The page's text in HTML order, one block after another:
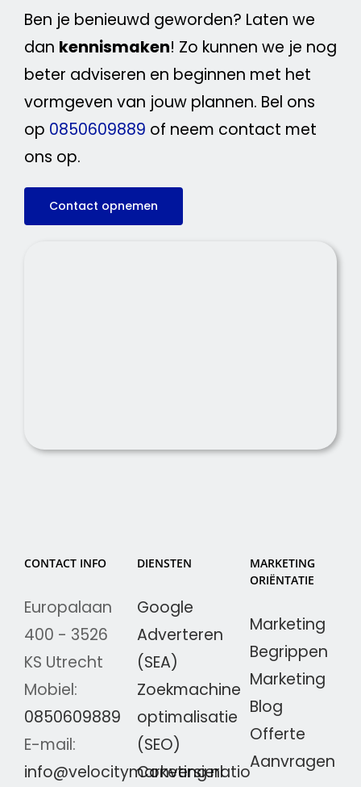
Ben je benieuwd geworden? Laten we
dan kennismaken! Zo kunnen we je nog
beter adviseren en beginnen met het
vormgeven van jouw plannen. Bel ons
op 0850609889 of neem contact met
ons op.
Contact opnemen
CONTACT INFO
Europalaan
400 - 3526
KS Utrecht
Mobiel:
0850609889
E-mail:
info@velocitymarketing.nl
DIENSTEN
Google
Adverteren
(SEA)
Zoekmachine
optimalisatie
(SEO)
Conversieratio
MARKETING
ORIËNTATIE
Marketing
Begrippen
Marketing
Blog
Offerte
Aanvragen